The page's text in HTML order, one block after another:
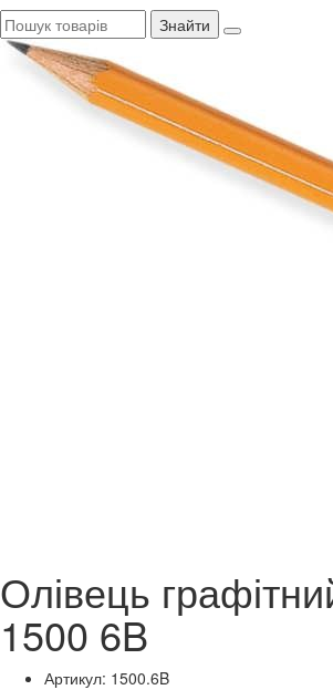
Знайти
Олівець
1500 6B
Артикул: 1500.6B